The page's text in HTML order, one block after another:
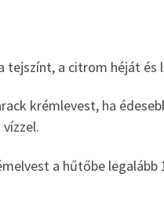
tejszínt, a citrom héját és
krémlevest, ha
a hűtőbe legalább